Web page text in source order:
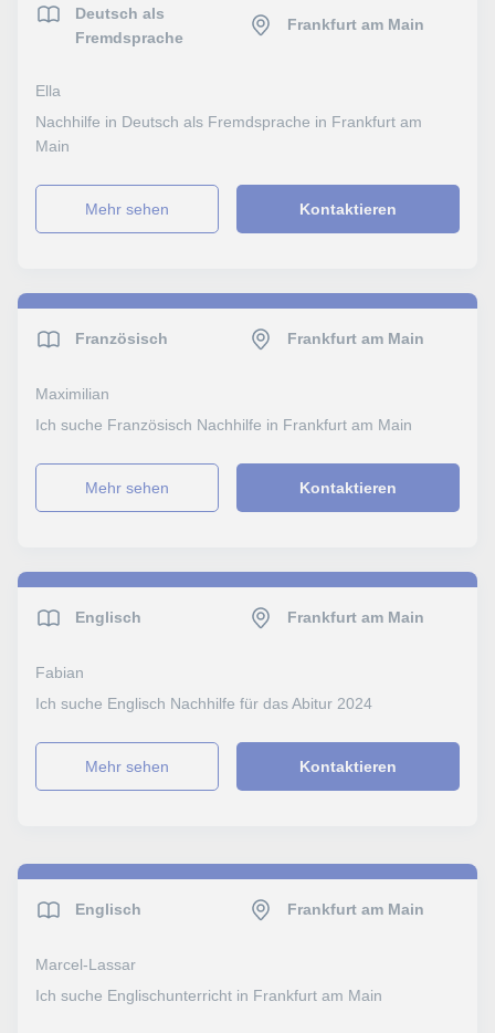
Deutsch als
Fremdsprache
Frankfurt am Main
Ella
Nachhilfe in Deutsch als Fremdsprache in Frankfurt am
Main
Mehr sehen Kontaktieren
Französisch Frankfurt am Main
Maximilian
Ich suche Französisch Nachhilfe in Frankfurt am Main
Mehr sehen Kontaktieren
Englisch Frankfurt am Main
Fabian
Ich suche Englisch Nachhilfe für das Abitur 2024
Mehr sehen Kontaktieren
Englisch Frankfurt am Main
Marcel-Lassar
Ich suche Englischunterricht in Frankfurt am Main